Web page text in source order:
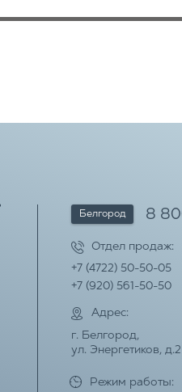
Режим работы:
Отдел продаж:
+7 (4722) 50-50-05
Адрес:
г. Белгород,
ул. Энергетиков, д.2
8
Белгород
+7 (920) 561-50-50